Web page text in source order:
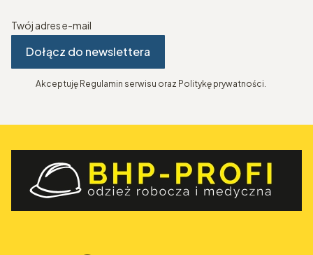
Twój adres e-mail
Dołącz do newslettera
Akceptuję Regulamin serwisu oraz Politykę prywatności.